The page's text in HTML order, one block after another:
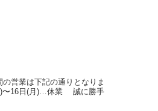
営業は下記の通りとなりま
)〜16日(月)…休業 誠に勝手